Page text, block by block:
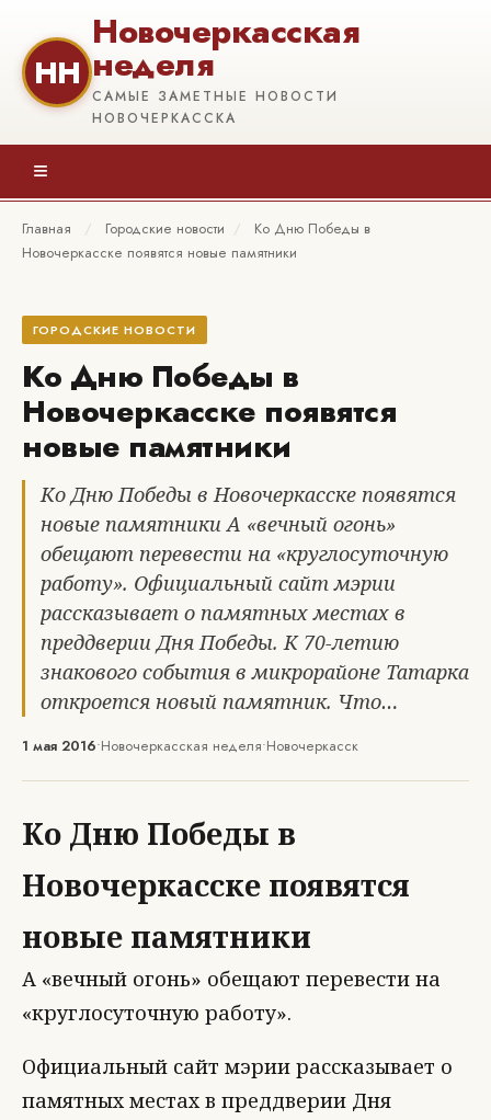
НН
Новочеркасская
неделя
САМЫЕ ЗАМЕТНЫЕ НОВОСТИ
НОВОЧЕРКАССКА
≡
Главная / Городские новости /
Ко Дню Победы в
Новочеркасске появятся новые памятники
ГОРОДСКИЕ НОВОСТИ
Ко Дню Победы в
Новочеркасске появятся
новые памятники
Ко Дню Победы в Новочеркасске появятся
новые памятники А «вечный огонь»
обещают перевести на «круглосуточную
работу». Официальный сайт мэрии
рассказывает о памятных местах в
преддверии Дня Победы. К 70-летию
знакового события в микрорайоне Татарка
откроется новый памятник. Что…
1 мая 2016•Новочеркасская неделя•Новочеркасск
Ко Дню Победы в
Новочеркасске появятся
новые памятники
А «вечный огонь» обещают перевести на
«круглосуточную работу».
Официальный сайт мэрии рассказывает о
памятных местах в преддверии Дня